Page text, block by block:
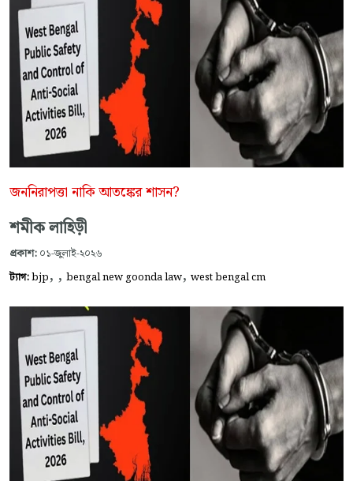
জননিরাপত্তা নাকি আতঙ্কের শাসন?
শমীক লাহিড়ী
প্রকাশ: ০১-জুলাই-২০২৬
ট্যাগ:bjp, , bengal new goonda law, west bengal cm